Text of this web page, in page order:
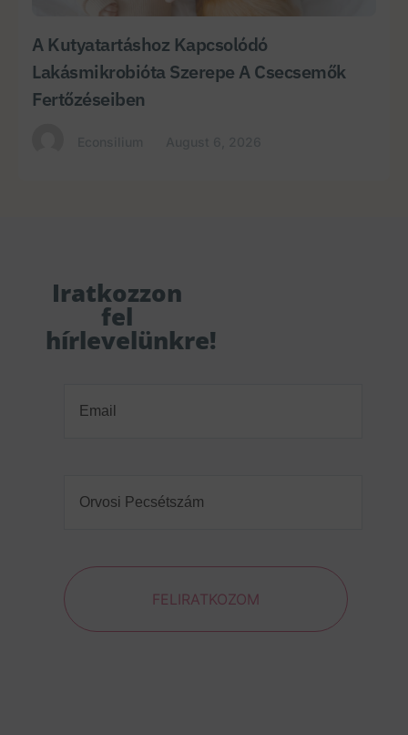
A Kutyatartáshoz Kapcsolódó
Lakásmikrobióta Szerepe A Csecsemők
Fertőzéseiben
Iratkozzon
fel
hírlevelünkre!
Pecsétszám(Required)
FELIRATKOZOM